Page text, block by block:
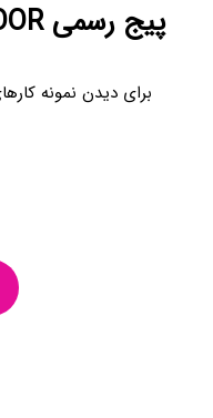
پیج رسمی ITALDOOR در اینستاگرام